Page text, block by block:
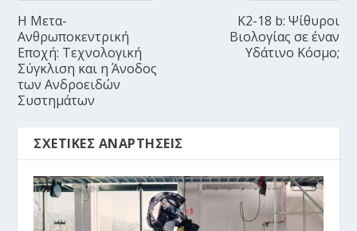
Η Μετα-
Ανθρωποκεντρική
Εποχή: Τεχνολογική
Σύγκλιση και η Άνοδος
των Ανδροειδών
Συστημάτων
K2-18 b: Ψίθυροι
Βιολογίας σε έναν
Υδάτινο Κόσμο;
ΣΧΕΤΙΚΈΣ ΑΝΑΡΤΉΣΕΙΣ